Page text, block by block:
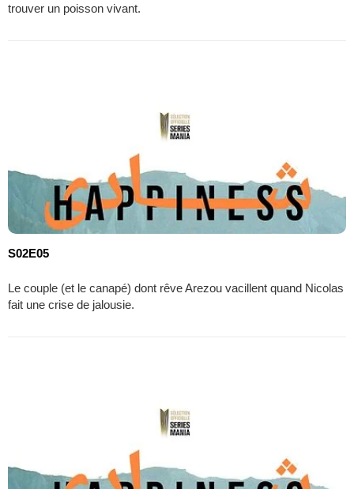
trouver un poisson vivant.
S02E05
Le couple (et le canapé) dont rêve Arezou vacillent quand Nicolas
fait une crise de jalousie.